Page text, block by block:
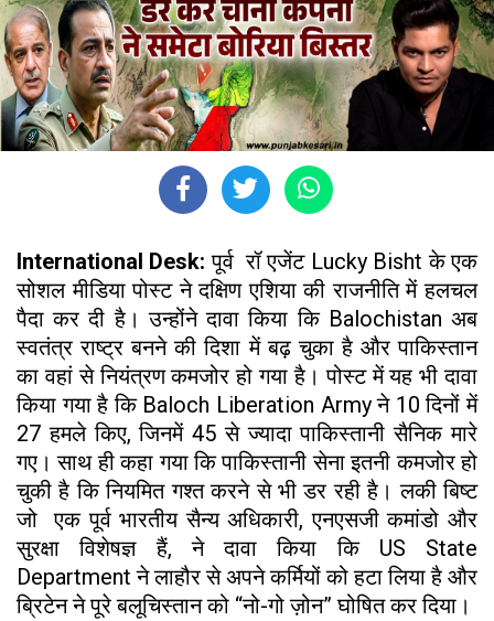
International Desk: पूर्व रॉ एजेंट Lucky Bisht के एक
सोशल मीडिया पोस्ट ने दक्षिण एशिया की राजनीति में हलचल
पैदा कर दी है। उन्होंने दावा किया कि Balochistan अब
स्वतंत्र राष्ट्र बनने की दिशा में बढ़ चुका है और पाकिस्तान
का वहां से नियंत्रण कमजोर हो गया है। पोस्ट में यह भी दावा
किया गया है कि Baloch Liberation Army ने 10 दिनों में
27 हमले किए, जिनमें 45 से ज्यादा पाकिस्तानी सैनिक मारे
गए। साथ ही कहा गया कि पाकिस्तानी सेना इतनी कमजोर हो
चुकी है कि नियमित गश्त करने से भी डर रही है। लकी बिष्ट
जो एक पूर्व भारतीय सैन्य अधिकारी, एनएसजी कमांडो और
सुरक्षा विशेषज्ञ हैं, ने दावा किया कि US State
Department ने लाहौर से अपने कर्मियों को हटा लिया है और
ब्रिटेन ने पूरे बलूचिस्तान को “नो-गो ज़ोन” घोषित कर दिया।